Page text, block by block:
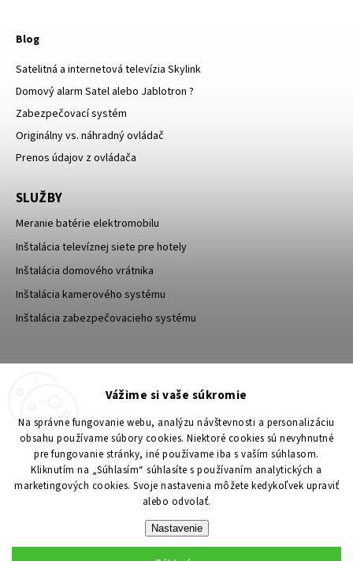
Vážime si vaše súkromie
Na správne fungovanie webu, analýzu návštevnosti a personalizáciu
obsahu používame súbory cookies. Niektoré cookies sú nevyhnutné
pre fungovanie stránky, iné používame iba s vaším súhlasom.
Kliknutím na „Súhlasím“ súhlasíte s používaním analytických a
marketingových cookies. Svoje nastavenia môžete kedykoľvek upraviť
alebo odvolať.
Nastavenie
Blog
Satelitná a internetová televízia Skylink
Domový alarm Satel alebo Jablotron ?
Zabezpečovací systém
Originálny vs. náhradný ovládač
Prenos údajov z ovládača
SLUŽBY
Meranie batérie elektromobilu
Inštalácia televíznej siete pre hotely
Inštalácia domového vrátnika
Inštalácia kamerového systému
Inštalácia zabezpečovacieho systému